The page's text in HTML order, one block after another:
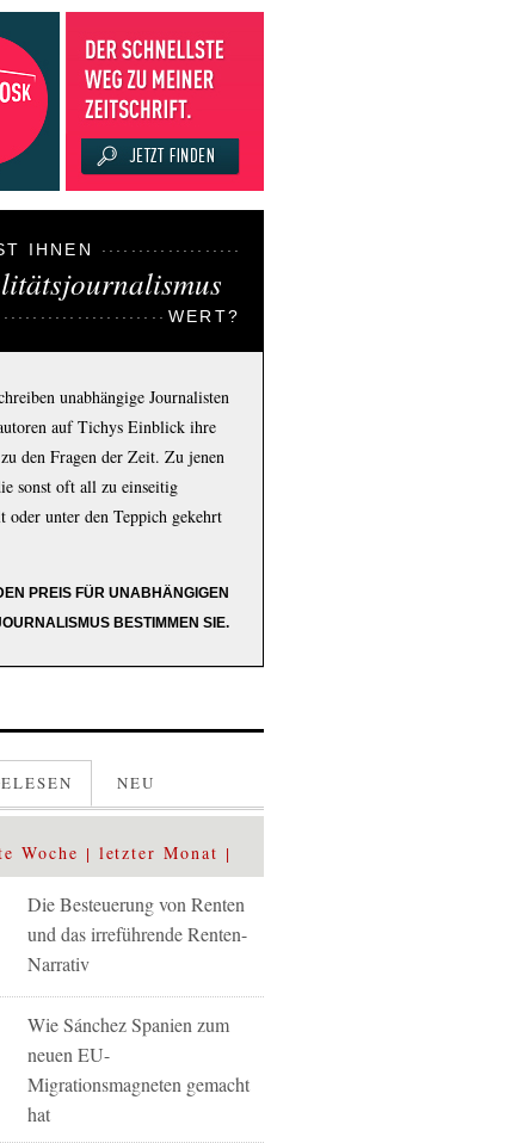
IHNEN
WERT?
unabhängige Journalisten
auf Tichys Einblick ihre
den Fragen der Zeit. Zu jenen
sonst oft all zu einseitig
oder unter den Teppich gekehrt
PREIS FÜR UNABHÄNGIGEN
BESTIMMEN SIE.
NEU
Woche letzter Monat
Die Besteuerung von Renten
und das irreführende Renten-
Narrativ
Wie Sánchez Spanien zum
neuen EU-
Migrationsmagneten gemacht
hat